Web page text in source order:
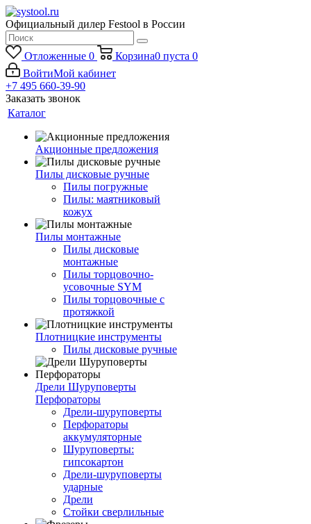
Официальный дилер Festool в России
Отложенные 0 Корзина0 пуста 0
ВойтиМой кабинет
+7 495 660-39-90
Заказать звонок
Каталог
Акционные предложения
Пилы дисковые ручные
Пилы погружные
Пилы: маятниковый
кожух
Пилы монтажные
Пилы дисковые
монтажные
Пилы торцовочно-
усовочные SYM
Пилы торцовочные с
протяжкой
Плотницкие инструменты
Пилы дисковые ручные
Дрели Шуруповерты
Перфораторы
Дрели-шуруповерты
Перфораторы
аккумуляторные
Шуруповерты:
гипсокартон
Дрели-шуруповерты
ударные
Дрели
Стойки сверлильные